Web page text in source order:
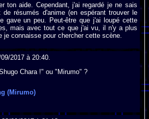
ton aide. Cependant, j'ai regardé je ne sais
de résumés d'anime (en espérant trouver le
gave un peu. Peut-être que j'ai loupé cette
mais avec tout ce que j'ai vu, il n'y a plus
je connaisse pour chercher cette scène.
2017 à 20:40.
Chara !" ou "Mirumo" ?
(Mirumo)